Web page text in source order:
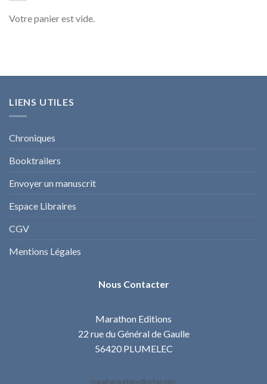
Votre panier est vide.
LIENS UTILES
Chroniques
Booktrailers
Envoyer un manuscrit
Espace Libraires
CGV
Mentions Légales
Nous Contacter
Marathon Editions
22 rue du Général de Gaulle
56420 PLUMELEC